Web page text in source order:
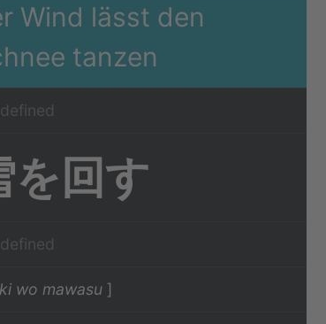
Wind lässt den
tanzen
を回す
wo mawasu ]